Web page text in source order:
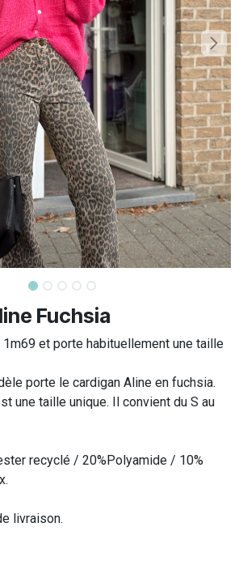
Fuchsia
et porte habituellement une taille
porte le cardigan Aline en fuchsia.
une taille unique. Il convient du S au
recyclé / 20%Polyamide / 10%
livraison.